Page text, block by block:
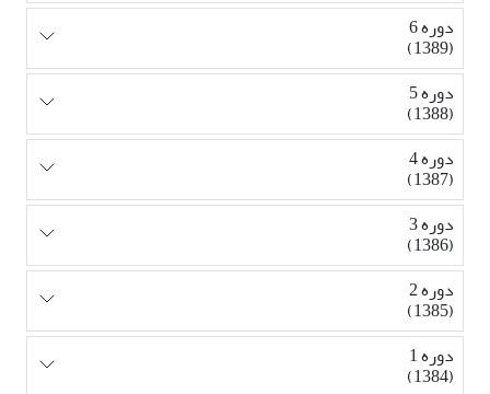
دوره 6
(1389)
دوره 5
(1388)
دوره 4
(1387)
دوره 3
(1386)
دوره 2
(1385)
دوره 1
(1384)